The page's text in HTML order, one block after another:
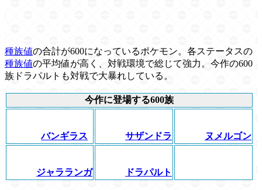
種族値の合計が600になっているポケモン。各ステータスの
種族値の平均値が高く、対戦環境で総じて強力。今作の600
族ドラパルトも対戦で大暴れしている。
今作に登場する600族
バンギラス サザンドラ ヌメルゴン
ジャラランガ ドラパルト